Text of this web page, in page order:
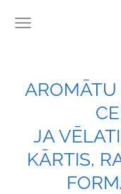
JA
KĀRTIS,